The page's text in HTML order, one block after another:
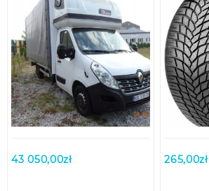
43 050,00zł 265,00zł